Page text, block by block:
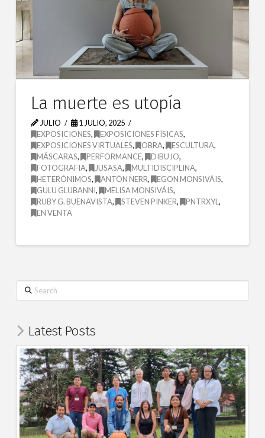
La muerte es utopía
JULIO
1 JULIO, 2025
EXPOSICIONES, EXPOSICIONES FÍSICAS,
EXPOSICIONES VIRTUALES, OBRA, ESCULTURA,
MÁSCARAS, PERFORMANCE, DIBUJO,
FOTOGRAFIA, JUSASA, MULTIDISCIPLINA,
HETERÓNIMOS, ANTÒN NERR, EGON MONSIVÁIS,
GULU GLUBANNI, MELISA MONSIVÁIS,
RUBY G. BUENAVISTA, STEVEN PINKER, PNTRXYL ,
EN VENTA
Search
Latest Posts